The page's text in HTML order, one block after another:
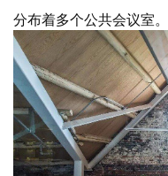
专
教
极
速
工
作
主厅的后面是联合办公的
分布着多个公共会议室。